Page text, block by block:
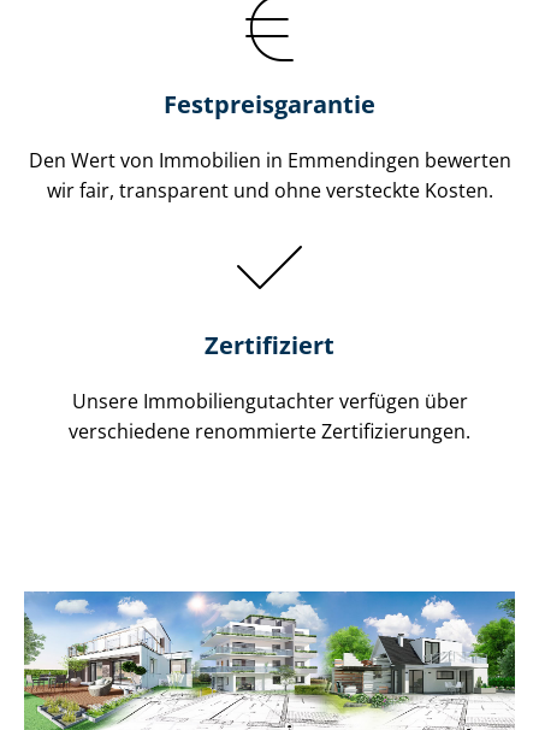
Festpreis​garantie
Den Wert von Immobilien in Emmendingen bewerten
wir fair, transparent und ohne versteckte Kosten.
Zertifiziert
Unsere Immobilien­gutachter verfügen über
verschiedene renommierte Zer­ti­fi­zie­run­gen.